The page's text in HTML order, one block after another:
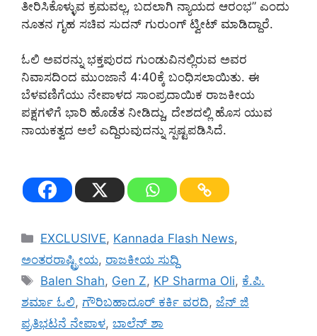
ತೀರಿಸಿಕೊಳ್ಳುವ ಕ್ರಮವಲ್ಲ, ಬದಲಾಗಿ ನ್ಯಾಯದ ಆರಂಭ” ಎಂದು
ನೂತನ ಗೃಹ ಸಚಿವ ಸುದನ್ ಗುರುಂಗ್ ಟ್ವೀಟ್ ಮಾಡಿದ್ದಾರೆ.
ಓಲಿ ಅವರನ್ನು ಭಕ್ತಪುರದ ಗುಂಡುವಿನಲ್ಲಿರುವ ಅವರ
ನಿವಾಸದಿಂದ ಮುಂಜಾನೆ 4:40ಕ್ಕೆ ಬಂಧಿಸಲಾಯಿತು. ಈ
ಬೆಳವಣಿಗೆಯು ನೇಪಾಳದ ಸಾಂಪ್ರದಾಯಿಕ ರಾಜಕೀಯ
ಪಕ್ಷಗಳಿಗೆ ಭಾರಿ ಹೊಡೆತ ನೀಡಿದ್ದು, ದೇಶದಲ್ಲಿ ಹೊಸ ಯುವ
ನಾಯಕತ್ವದ ಅಲೆ ಎದ್ದಿರುವುದನ್ನು ಸ್ಪಷ್ಟಪಡಿಸಿದೆ.
Categories
EXCLUSIVE, Kannada Flash News,
ಅಂತರರಾಷ್ಟ್ರೀಯ, ರಾಜಕೀಯ ಸುದ್ದಿ
Tags
Balen Shah, Gen Z, KP Sharma Oli, ಕೆ.ಪಿ.
ಶರ್ಮಾ ಓಲಿ, ಗೌರಿಬಹಾದೂರ್ ಕರ್ಕಿ ವರದಿ, ಜೆನ್ ಜಿ
ಪ್ರತಿಭಟನೆ ನೇಪಾಳ, ಬಾಲೆನ್ ಶಾ